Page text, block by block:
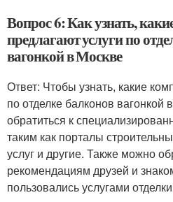
Вопрос 6: Как узнать,
предлагают услуги по
вагонкой в Москве
Ответ: Чтобы узнать, какие
по отделке балконов
обратиться к
таким как порталы
услуг и другие. Также можно
рекомендациям друзей и
пользовались услугами